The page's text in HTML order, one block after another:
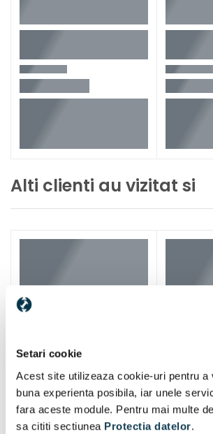
Setari cookie
Acest site utilizeaza cookie-uri pentru a
buna experienta posibila, iar unele
fara aceste module. Pentru mai multe
sa cititi sectiunea Protectia datelor.
Alti clienti au vizitat si